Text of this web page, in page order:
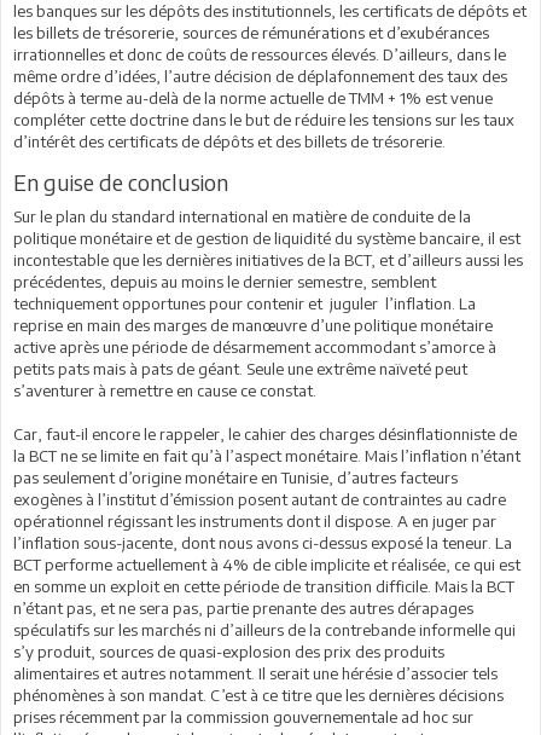
les banques sur les dépôts des institutionnels, les certificats de dépôts et
les billets de trésorerie, sources de rémunérations et d’exubérances
irrationnelles et donc de coûts de ressources élevés. D’ailleurs, dans le
même ordre d’idées, l’autre décision de déplafonnement des taux des
dépôts à terme au-delà de la norme actuelle de TMM + 1% est venue
compléter cette doctrine dans le but de réduire les tensions sur les taux
d’intérêt des certificats de dépôts et des billets de trésorerie.
En guise de conclusion
Sur le plan du standard international en matière de conduite de la
politique monétaire et de gestion de liquidité du système bancaire, il est
incontestable que les dernières initiatives de la BCT, et d’ailleurs aussi les
précédentes, depuis au moins le dernier semestre, semblent
techniquement opportunes pour contenir et juguler l’inflation. La
reprise en main des marges de manœuvre d’une politique monétaire
active après une période de désarmement accommodant s’amorce à
petits pats mais à pats de géant. Seule une extrême naïveté peut
s’aventurer à remettre en cause ce constat.
Car, faut-il encore le rappeler, le cahier des charges désinflationniste de
la BCT ne se limite en fait qu’à l’aspect monétaire. Mais l’inflation n’étant
pas seulement d’origine monétaire en Tunisie, d’autres facteurs
exogènes à l’institut d’émission posent autant de contraintes au cadre
opérationnel régissant les instruments dont il dispose. A en juger par
l’inflation sous-jacente, dont nous avons ci-dessus exposé la teneur. La
BCT performe actuellement à 4% de cible implicite et réalisée, ce qui est
en somme un exploit en cette période de transition difficile. Mais la BCT
n’étant pas, et ne sera pas, partie prenante des autres dérapages
spéculatifs sur les marchés ni d’ailleurs de la contrebande informelle qui
s’y produit, sources de quasi-explosion des prix des produits
alimentaires et autres notamment. Il serait une hérésie d’associer tels
phénomènes à son mandat. C’est à ce titre que les dernières décisions
prises récemment par la commission gouvernementale ad hoc sur